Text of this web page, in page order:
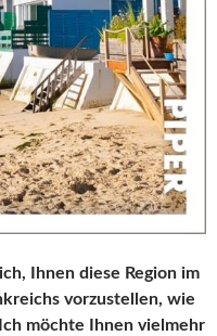
Ihnen diese Region im
vorzustellen, wie
möchte Ihnen vielmehr